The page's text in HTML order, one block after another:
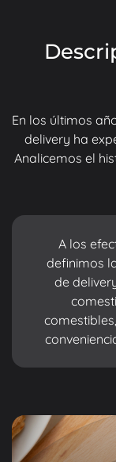
En los últimos
delivery ha
Analicemos el
A los
definimos
de